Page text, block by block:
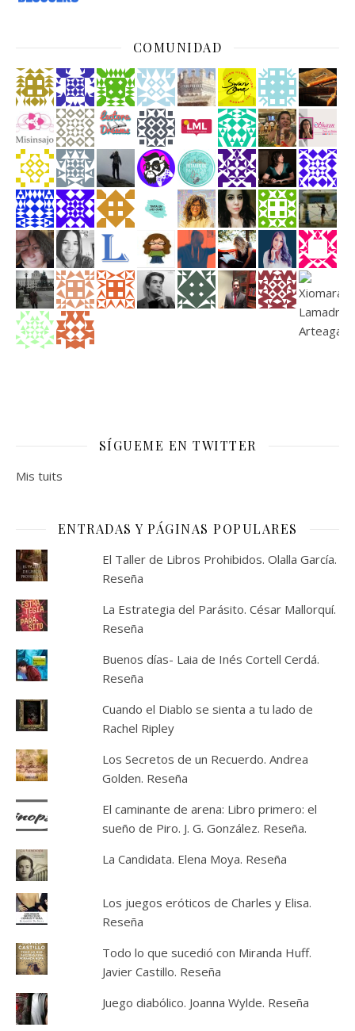
COMUNIDAD
SÍGUEME EN TWITTER
Mis tuits
ENTRADAS Y PÁGINAS POPULARES
El Taller de Libros Prohibidos. Olalla García.
Reseña
La Estrategia del Parásito. César Mallorquí.
Reseña
Buenos días- Laia de Inés Cortell Cerdá.
Reseña
Cuando el Diablo se sienta a tu lado de
Rachel Ripley
Los Secretos de un Recuerdo. Andrea
Golden. Reseña
El caminante de arena: Libro primero: el
sueño de Piro. J. G. González. Reseña.
La Candidata. Elena Moya. Reseña
Los juegos eróticos de Charles y Elisa.
Reseña
Todo lo que sucedió con Miranda Huff.
Javier Castillo. Reseña
Juego diabólico. Joanna Wylde. Reseña